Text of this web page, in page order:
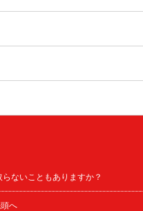
ないこともありますか？
へ